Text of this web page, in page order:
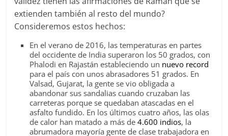
extienden también al resto del mundo?
Consideremos estos hechos:
En el verano de 2016, las temperaturas en partes
del occidente de India superaron los 50 grados, con
Phalodi en Rajastán estableciendo un nuevo record
para el país con unos abrasadores 51 grados. En
Valsad, Gujarat, la gente se vio obligada a
abandonar sus sandalias cuando cruzaban las
carreteras porque se quedaban atascadas en el
asfalto fundido. En los últimos cuatro años, las olas
de calor han matado a más de4.600 indios, la
abrumadora mayoría gente de clase trabajadora en